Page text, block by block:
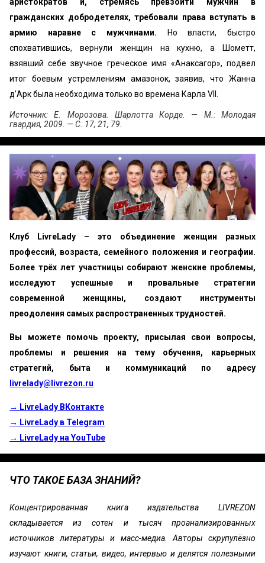
гражданских добродетелях, требовали права вступать в
армию наравне с мужчинами. Но власти, быстро
спохватившись, вернули жен­щин на кухню, а Шометт,
взявший себе звучное греческое имя «‎Анаксагор», подвел
итог боевым устремлениям амазо­нок, заявив, что Жанна
д’Арк была необходима только во времена Карла VII.
Источник: Е. Морозова. Шарлотта Корде. — М.: Молодая
гвардия, 2009. — С. 17, 21, 79.
Клуб LivreLady – это объединение женщин разных
профессий, возраста, семейного положения и географии.
Более трёх лет участницы собирают женские проблемы,
исследуют успешные и провальные стратегии
современной женщины, создают инструменты
преодоления самых распространенных трудностей.
Вы можете помочь проекту, присылая свои вопросы,
проблемы и решения на тему обучения, карьерных
стратегий, быта и коммуникаций по адресу
livrelady@livrezon.ru
→ LivreLady ВКонтакте
→ LivreLady в Telegram
→ LivreLady на YouTube
ЧТО ТАКОЕ БАЗА ЗНАНИЙ?
Концентрированная книга издательства LIVREZON
складывается из сотен и тысяч проанализированных
источников литературы и масс-медиа. Авторы скрупулёзно
изучают книги, статьи, видео, интервью и делятся полезными